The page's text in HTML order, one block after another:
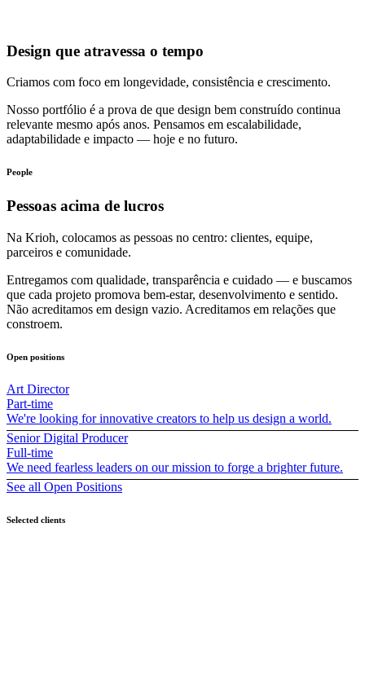
Design que atravessa o tempo
Criamos com foco em longevidade, consistência e crescimento.
Nosso portfólio é a prova de que design bem construído continua
relevante mesmo após anos. Pensamos em escalabilidade,
adaptabilidade e impacto — hoje e no futuro.
People
Pessoas acima de lucros
Na Krioh, colocamos as pessoas no centro: clientes, equipe,
parceiros e comunidade.
Entregamos com qualidade, transparência e cuidado — e buscamos
que cada projeto promova bem-estar, desenvolvimento e sentido.
Não acreditamos em design vazio. Acreditamos em relações que
constroem.
Open positions
Art Director
Part-time
We're looking for innovative creators to help us design a world.
Senior Digital Producer
Full-time
We need fearless leaders on our mission to forge a brighter future.
See all Open Positions
Selected clients